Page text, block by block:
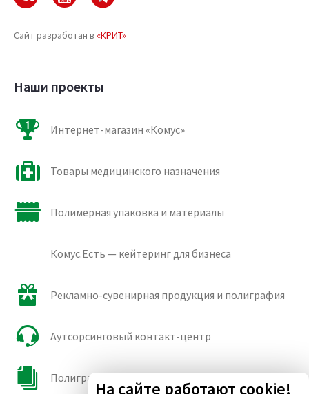
Сайт разработан в «КРИТ»
Наши проекты
Интернет-магазин «Комус»
Товары медицинского назначения
Полимерная упаковка и материалы
Комус.Есть — кейтеринг для бизнеса
Рекламно-сувенирная продукция и полиграфия
Аутсорсинговый контакт-центр
Полиграфические сорта бумаги и картона
На сайте работают cookie!